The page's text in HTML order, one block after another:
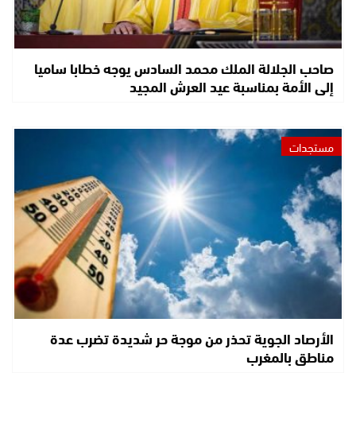
صاحب الجلالة الملك محمد السادس يوجه خطابا ساميا
إلى الأمة بمناسبة عيد العرش المجيد
مستجدات
الأرصاد الجوية تحذر من موجة حر شديدة تضرب عدة
مناطق بالمغرب